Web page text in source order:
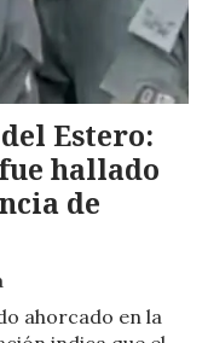
Estero:
hallado
de
ahorcado en la